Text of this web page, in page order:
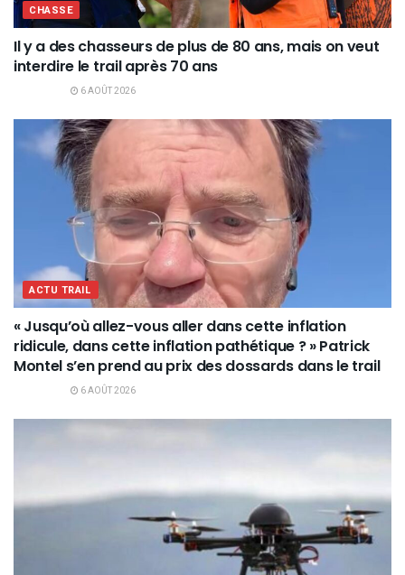
CHASSE
Il y a des chasseurs de plus de 80 ans, mais on veut
interdire le trail après 70 ans
6 AOÛT 2026
ACTU TRAIL
« Jusqu’où allez-vous aller dans cette inflation
ridicule, dans cette inflation pathétique ? » Patrick
Montel s’en prend au prix des dossards dans le trail
6 AOÛT 2026